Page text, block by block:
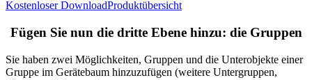
Kostenloser DownloadProduktübersicht
Fügen Sie nun die dritte Ebene hinzu: die Gruppen
Sie haben zwei Möglichkeiten, Gruppen und die Unterobjekte einer
Gruppe im Gerätebaum hinzuzufügen (weitere Untergruppen,